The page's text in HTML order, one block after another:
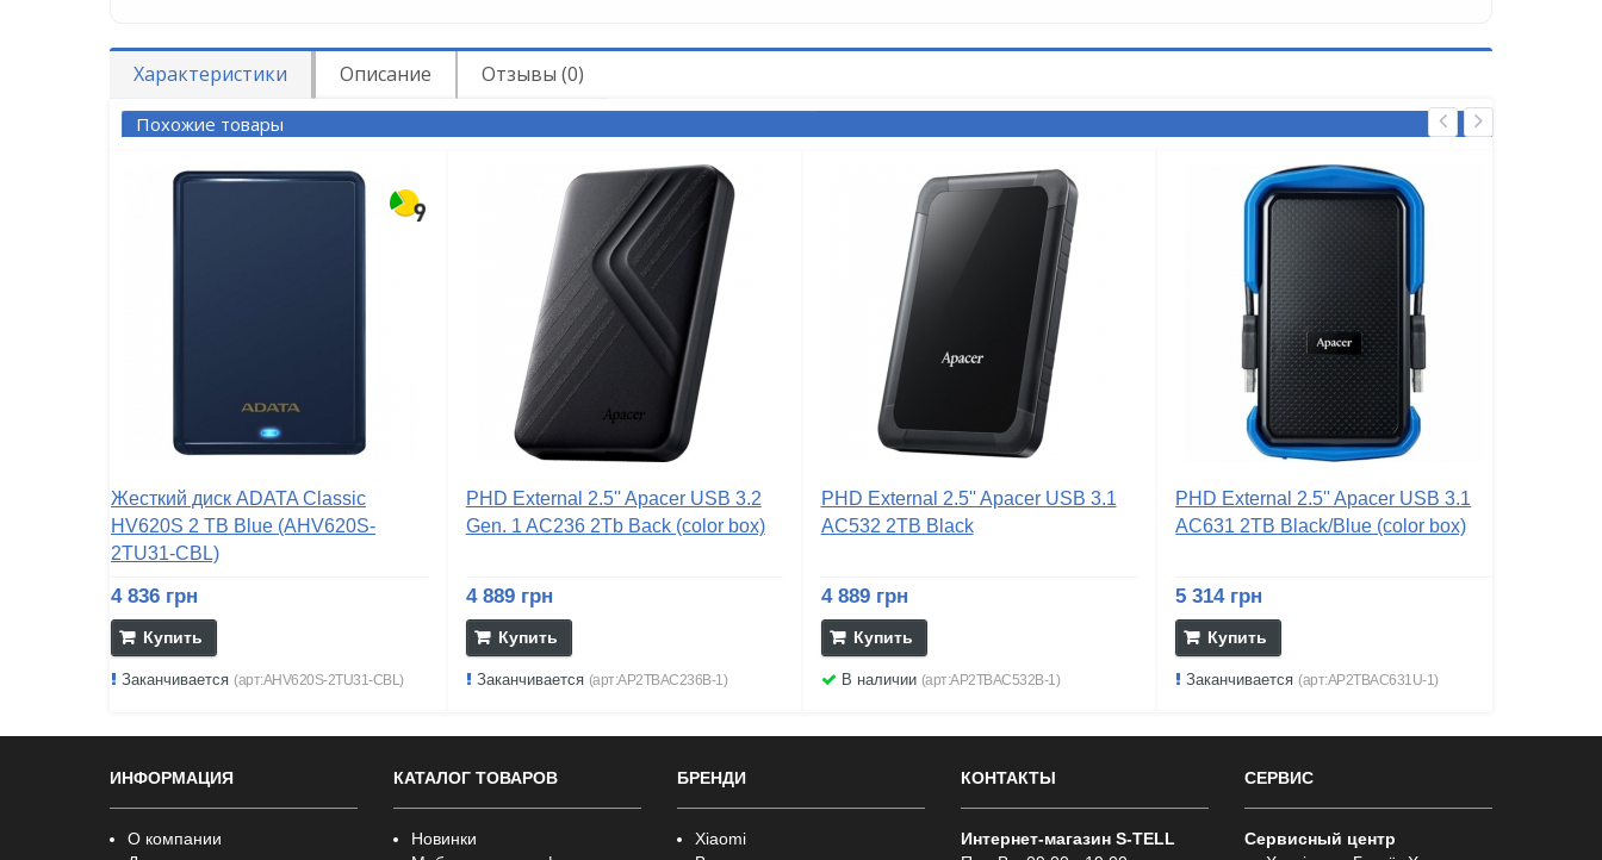
Характеристики Описание Отзывы (0)
Похожие товары
Жесткий диск ADATA Classic
HV620S 2 TB Blue (AHV620S-
2TU31-CBL)
4 836 грн
Купить
Заканчивается (арт:AHV620S-2TU31-CBL)
PHD External 2.5'' Apacer USB 3.2
Gen. 1 AC236 2Tb Back (color box)
4 889 грн
Купить
Заканчивается (арт:AP2TBAC236B-1)
PHD External 2.5'' Apacer USB 3.1
AC532 2TB Black
4 889 грн
Купить
В наличии (арт:AP2TBAC532B-1)
PHD External 2.5'' Apacer USB 3.1
AC631 2TB Black/Blue (color box)
5 314 грн
Купить
Заканчивается(арт:AP2TBAC631U-1)
ИНФОРМАЦИЯ
О компании
КАТАЛОГ ТОВАРОВ
Новинки
БРЕНДИ
Xiaomi
КОНТАКТЫ
Интернет-магазин S-TELL
СЕРВИС
Сервисный центр